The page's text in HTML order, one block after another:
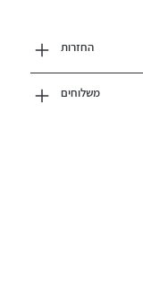
החזרות
משלוחים